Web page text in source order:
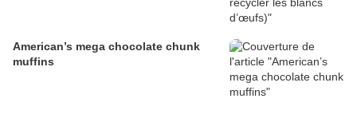
American’s mega chocolate chunk
muffins